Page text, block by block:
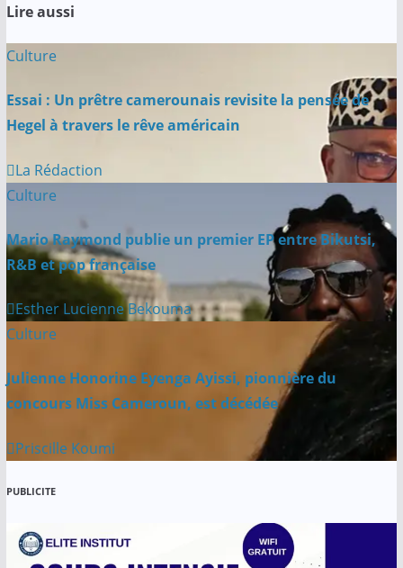
o
o
A
p r a
l
I a
Lire aussi
Culture
Essai : Un prêtre camerounais revisite la pensée de
Hegel à travers le rêve américain
La Rédaction
Culture
Mario Raymond publie un premier EP entre Bikutsi,
R&B et pop française
Esther Lucienne Bekouma
Culture
Julienne Honorine Eyenga Ayissi, pionnière du
concours Miss Cameroun, est décédée
Priscille Koumi
PUBLICITE